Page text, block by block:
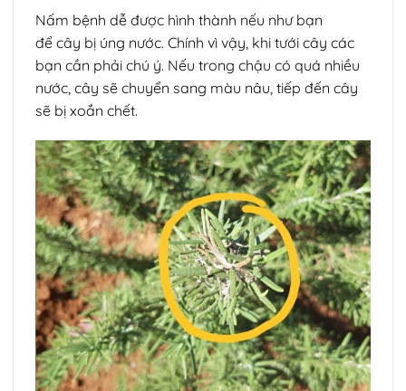
Nấm bệnh dễ được hình thành nếu như bạn
để cây bị úng nước. Chính vì vậy, khi tưới cây các
bạn cần phải chú ý. Nếu trong chậu có quá nhiều
nước, cây sẽ chuyển sang màu nâu, tiếp đến cây
sẽ bị xoắn chết.